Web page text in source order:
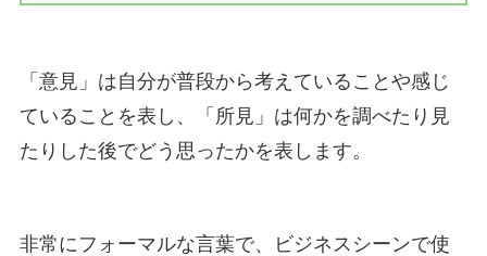
「意見」は自分が普段から考えていることや感じ
ていることを表し、「所見」は何かを調べたり見
たりした後でどう思ったかを表します。
非常にフォーマルな言葉で、ビジネスシーンで使